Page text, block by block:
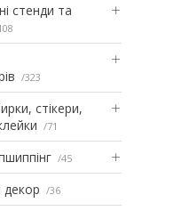
стенди та
323
стікери,
71
45
декор 36